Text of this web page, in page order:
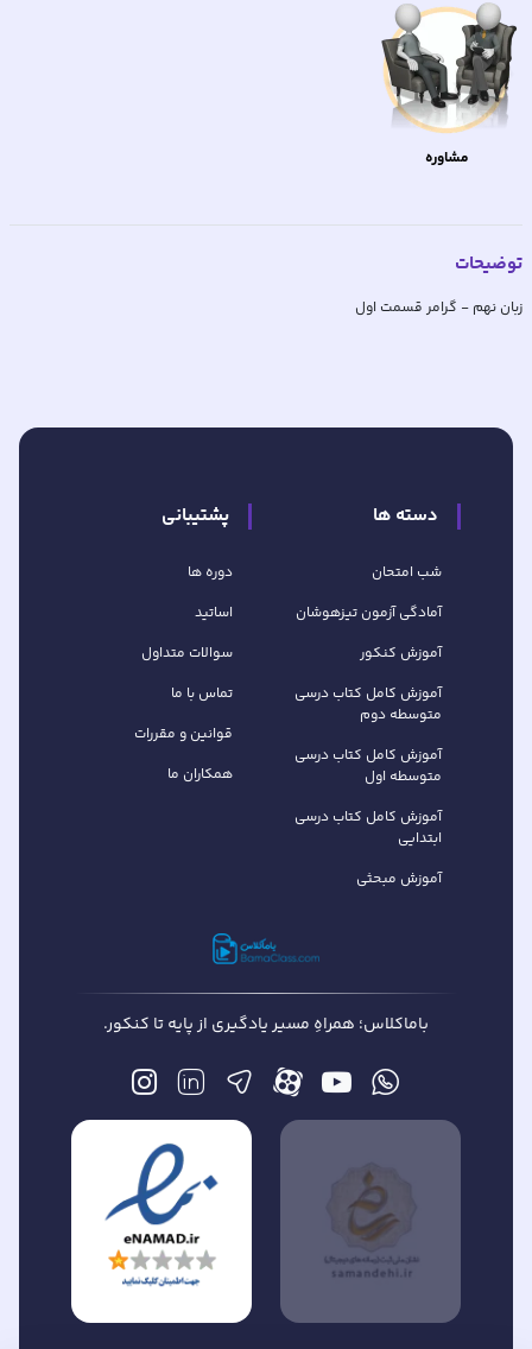
مشاوره
توضیحات
زبان نهم - گرامر قسمت اول
دسته ها
شب امتحان
آمادگی آزمون تیزهوشان
آموزش کنکور
آموزش کامل کتاب‌ درسی
متوسطه دوم
آموزش کامل کتاب‌ درسی
متوسطه اول
آموزش کامل کتاب درسی
ابتدایی
آموزش مبحثی
پشتیبانی
دوره ها
اساتید
سوالات متداول
تماس با ما
قوانین و مقررات
همکاران ما
باماکلاس؛ همراهِ مسیر یادگیری از پایه تا کنکور.